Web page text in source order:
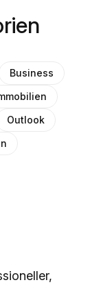
Business
Outlook